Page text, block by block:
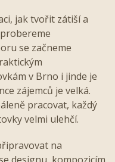
jak tvořit zátiší a
se začneme
v Brno i jinde je
zájemců je velká.
pracovat, každý
velmi ulehčí.
na